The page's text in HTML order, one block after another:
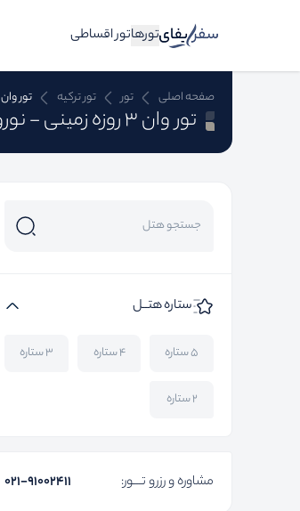
تورهاتور اقساطی
صفحه اصلی تور تور ترکیه تور وان
تور وان 3 روزه زمینی - نوروز 1405
ستاره هتــل
۵ ستاره ۴ ستاره ۳ ستاره
۲ ستاره
مشاوره و رزرو تـــور: ۰۲۱-91002411